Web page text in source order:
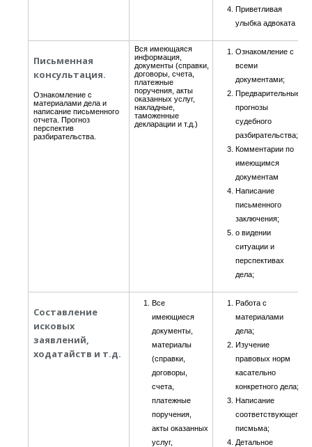
Приветливая
улыбка адвоката
Письменная
консультация.
Ознакомление с
материалами дела и
написание письменного
отчета. Прогноз
перспектив
разбирательства.
Вся имеющаяся
информация,
документы (справки,
договоры, счета,
платежные
поручения, акты
оказанных услуг,
накладные,
таможенные
декларации и т.д.)
Ознакомление с
всеми
документами;
Предварительные
прогнозы
судебного
разбирательства;
Комментарии по
имеющимся
документам
Написание
письменного
заключения;
о видении
ситуации и
перспективах
дела;
Составление
исковых
заявлений,
ходатайств и т.д.
Все
имеющиеся
документы,
материалы
(справки,
договоры,
счета,
платежные
поручения,
акты оказанных
услуг,
Работа с
материалами
дела;
Изучение
правовых норм
касательно
конкретного дела;
Написание
соответствующего
писмьма;
Детальное